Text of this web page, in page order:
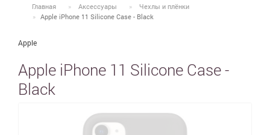
Главная Аксессуары
Чехлы и плёнки
Apple iPhone 11 Silicone Case - Black
Apple
Apple iPhone 11 Silicone Case -
Black